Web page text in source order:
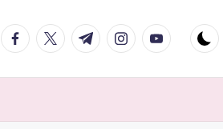
facebook.com
twitter.com
t.me instagram.com
youtube.com